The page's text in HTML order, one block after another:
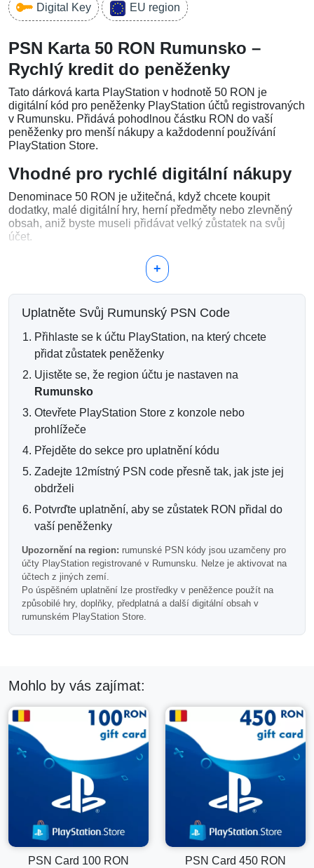
Digital Key EU region
PSN Karta 50 RON Rumunsko –
Rychlý kredit do peněženky
Tato dárková karta PlayStation v hodnotě 50 RON je
digitální kód pro peněženky PlayStation účtů registrovaných
v Rumunsku. Přidává pohodlnou částku RON do vaší
peněženky pro menší nákupy a každodenní používání
PlayStation Store.
Vhodné pro rychlé digitální nákupy
Denominace 50 RON je užitečná, když chcete koupit
dodatky, malé digitální hry, herní předměty nebo zlevněný
obsah, aniž byste museli přidávat velký zůstatek na svůj
účet.
Co si můžete koupit za 50 RON?
Herní měna a kosmetické předměty
Dodatečný zůstatek do peněženky pro kombinované
platby
Rychlé a spolehlivé digitální
doručení
Po úspěšné platbě je váš kód peněženky PlayStation
objednávek je zpracovávána automaticky, takže svůj kód
můžete uplatnit krátce po potvrzení objednávky.
Kompatibilita s rumunským účtem
tato PSN karta funguje pouze s účty PlayStation
registrovanými v Rumunsku.
Rumunské kódy PlayStation nelze uplatnit na účtech z
jiných regionů.
Často kladené otázky
způsobilé DLC, doplňky a malý digitální obsah.
Je tento kód doručen e-mailem?
Ano, je to digitální kód peněženky PSN doručený
elektronicky.
Možu ho kombinovat se svým aktuálním zůstatkem
v peněžence?
Ano, uplatněná částka se přidá k vašim stávajícím
+
Uplatněte Svůj Rumunský PSN Code
Přihlaste se k účtu PlayStation, na který chcete
přidat zůstatek peněženky
Ujistěte se, že region účtu je nastaven na
Rumunsko
Otevřete PlayStation Store z konzole nebo
prohlížeče
Přejděte do sekce pro uplatnění kódu
Zadejte 12místný PSN code přesně tak, jak jste jej
obdrželi
Potvrďte uplatnění, aby se zůstatek RON přidal do
vaší peněženky
Upozornění na region: rumunské PSN kódy jsou uzamčeny pro
účty PlayStation registrované v Rumunsku. Nelze je aktivovat na
účtech z jiných zemí.
Po úspěšném uplatnění lze prostředky v peněžence použít na
způsobilé hry, doplňky, předplatná a další digitální obsah v
rumunském PlayStation Store.
Mohlo by vás zajímat:
PSN Card 100 RON
PSN Card 450 RON